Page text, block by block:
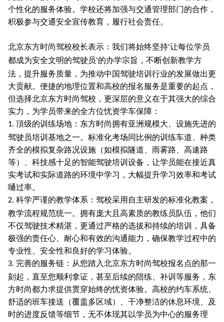
个性化的服务体验。学校还将加强与交通管理部门的合作，
积极参与交通安全宣传教育，履行社会责任。
北京东方时尚驾校校长表示：我们将始终坚持'让每位学员
都成为安全文明的驾驶员'的办学宗旨，不断创新教学方
法，提升服务质量，为推动中国驾驶培训行业的发展做出更
大贡献。便捷的地理位置和高校的报名服务是重要的起点，
但选择北京东方时尚驾校，更深层的意义在于其强大的综合
实力，为学员带来的全方位忧资学车保障：
1. 頂级的训练场地：东方时尚拥有亚洲规模大、设施先进的
驾驶员培训基地之一。标准化考场同比例的训练车道、种类
齐全的模拟复杂路况设施（如模拟隧道、雨雾路、高速路
等）、科技感十足的智能驾驶培训设备，让学员能在接近真
实考试和实际道路的环境中学习，大幅提升学习效率和考试
嗵过率。
2. 科学严谨的教学体系：驾校采用自主研发的标准化教案，
教学流程规范统一。拥有庞大且高素质的教练员队伍，他们
不仅驾驶技术精湛，更通过严格的选拔和持续的培训，具备
极强的责任心、耐心和有效的沟通能力，确保教学过程中的
专业性、安全性和良好的学习体验。
3. 完善的服务链：从您踏入北京东方时尚驾校报名点的那一
刻起，直至您顺利拿证，甚至后续的陪练、补训等服务，东
方时尚都力求提供贯穿始终的忧资体验。高校的约车系统、
舒适的班车接送（覆盖多区域）、干净整洁的休息环境、及
时的进度反馈等细节，无不体现其以学员为中心的服务理